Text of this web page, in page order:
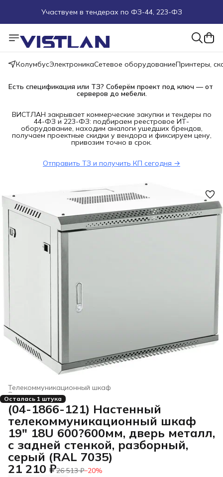
Участвуем в тендерах по ФЗ-44, 223-ФЗ
КолумбусЭлектроникаСетевое оборудованиеПринтеры,
Есть спецификация или ТЗ? Соберём проект под ключ — от
серверов до мебели.
ВИСТЛАН закрывает коммерческие закупки и тендеры по
44-ФЗ и 223-ФЗ: подбираем реестровое ИТ-
оборудование, находим аналоги ушедших брендов,
получаем проектные скидки у вендора и фиксируем цену,
привозим точно в срок.
Отправить ТЗ и получить КП сегодня →
Телекоммуникационный шкаф
Электроустановочные изделия
Строительство и ремонт
Главная ›
Осталась 1 штука
(04-1866-121) Настенный
телекоммуникационный шкаф
19" 18U 600?600мм, дверь металл,
с задней стенкой, разборный,
серый (RAL 7035)
21 210 ₽26 513 ₽−20%